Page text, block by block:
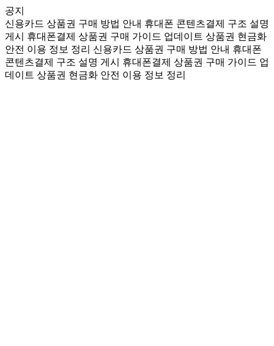
공지
신용카드 상품권 구매 방법 안내 휴대폰 콘텐츠결제 구조 설명
게시
휴대폰결제 상품권 구매 가이드 업데이트 상품권 현금화
안전 이용 정보 정리 신용카드 상품권 구매 방법 안내 휴대폰
콘텐츠결제 구조 설명 게시
휴대폰결제 상품권 구매 가이드 업
데이트 상품권 현금화 안전 이용 정보 정리